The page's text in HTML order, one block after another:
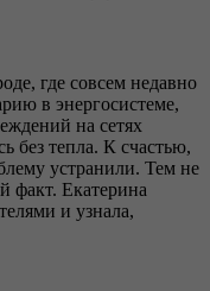
где совсем недавно
в энергосистеме,
на сетях
без тепла. К счастью,
устранили. Тем не
факт. Екатерина
и узнала,